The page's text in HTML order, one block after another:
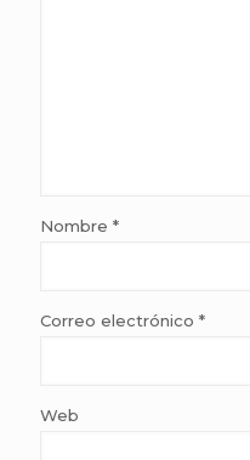
Nombre *
Correo electrónico *
Web